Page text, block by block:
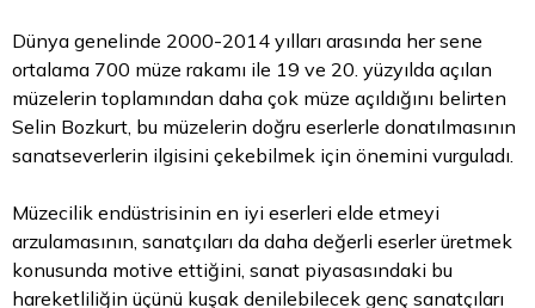
Dünya genelinde 2000-2014 yılları arasında her sene
ortalama 700 müze rakamı ile 19 ve 20. yüzyılda açılan
müzelerin toplamından daha çok müze açıldığını belirten
Selin Bozkurt, bu müzelerin doğru eserlerle donatılmasının
sanatseverlerin ilgisini çekebilmek için önemini vurguladı.
Müzecilik endüstrisinin en iyi eserleri elde etmeyi
arzulamasının, sanatçıları da daha değerli eserler üretmek
konusunda motive ettiğini, sanat piyasasındaki bu
hareketliliğin üçünü kuşak denilebilecek genç sanatçıları